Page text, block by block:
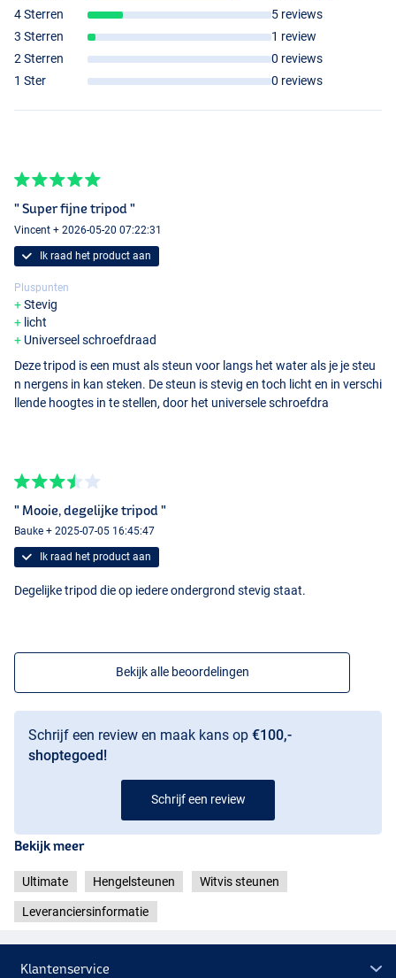
4 Sterren
5 reviews
3 Sterren
1 review
2 Sterren
0 reviews
1 Ster
0 reviews
" Super fijne tripod "
Vincent + 2026-05-20 07:22:31
Ik raad het product aan
Pluspunten
Stevig
licht
Universeel schroefdraad
Deze tripod is een must als steun voor langs het water als je je steu
n nergens in kan steken. De steun is stevig en toch licht en in verschi
llende hoogtes in te stellen, door het universele schroefdra
" Mooie, degelijke tripod "
Bauke + 2025-07-05 16:45:47
Ik raad het product aan
Degelijke tripod die op iedere ondergrond stevig staat.
Bekijk alle beoordelingen
Schrijf een review en maak kans op €100,-
shoptegoed!
Schrijf een review
Bekijk meer
Ultimate Hengelsteunen Witvis steunen
Leveranciersinformatie
Klantenservice